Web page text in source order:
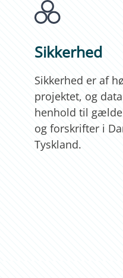
Sikkerhed
Sikkerhed er af
projektet, og
henhold til
og forskrifter i
Tyskland.